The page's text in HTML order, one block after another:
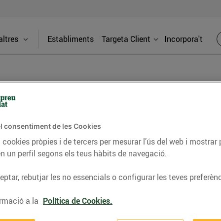
Establiments Targeta Client Incorpora't
dels supermercats Bonpreu i Esclat a través de la
reobre ampliat com a
consentiment de les Cookies
pròpies i de tercers per mesurar l’ús del web i
un perfil segons els teus hàbits de navegació.
rebutjar les no essencials o configurar les teves
a la Política de Cookies.